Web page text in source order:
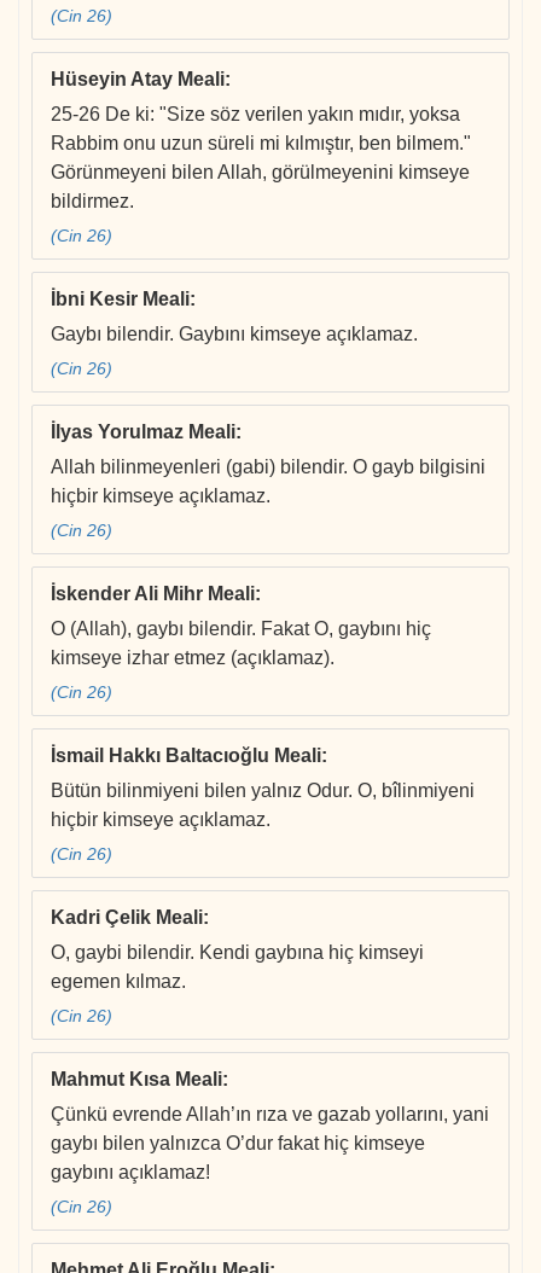
(Cin 26)
Hüseyin Atay Meali:
25-26 De ki: "Size söz verilen yakın mıdır, yoksa
Rabbim onu uzun süreli mi kılmıştır, ben bilmem."
Görünmeyeni bilen Allah, görülmeyenini kimseye
bildirmez.
(Cin 26)
İbni Kesir Meali:
Gaybı bilendir. Gaybını kimseye açıklamaz.
(Cin 26)
İlyas Yorulmaz Meali:
Allah bilinmeyenleri (gabi) bilendir. O gayb bilgisini
hiçbir kimseye açıklamaz.
(Cin 26)
İskender Ali Mihr Meali:
O (Allah), gaybı bilendir. Fakat O, gaybını hiç
kimseye izhar etmez (açıklamaz).
(Cin 26)
İsmail Hakkı Baltacıoğlu Meali:
Bütün bilinmiyeni bilen yalnız Odur. O, bîlinmiyeni
hiçbir kimseye açıklamaz.
(Cin 26)
Kadri Çelik Meali:
O, gaybi bilendir. Kendi gaybına hiç kimseyi
egemen kılmaz.
(Cin 26)
Mahmut Kısa Meali:
Çünkü evrende Allah’ın rıza ve gazab yollarını, yani
gaybı bilen yalnızca O’dur fakat hiç kimseye
gaybını açıklamaz!
(Cin 26)